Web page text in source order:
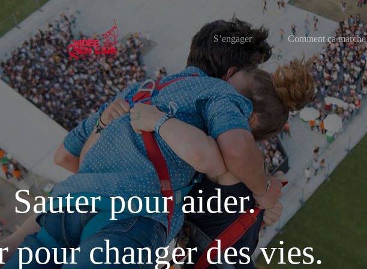
S’engager Comment ça marche
Sauter pour aider.
pour changer des vies.